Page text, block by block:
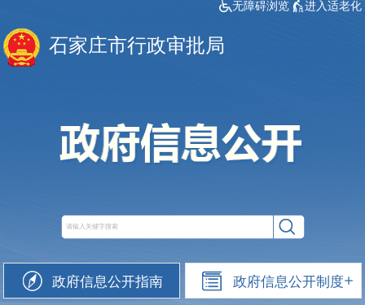
无障碍浏览 进入适老化
石家庄市行政审批局
政府信息公开指南 政府信息公开制度